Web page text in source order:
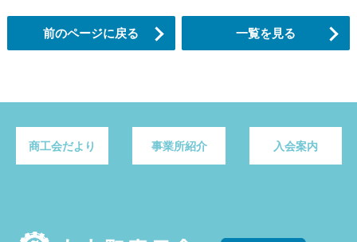
前のページに戻る 一覧を見る
商工会だより 事業所紹介 入会案内